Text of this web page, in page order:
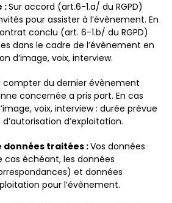
:Sur accord (art.6-1.a/ du RGPD)
pour assister à l’évènement. En
conclu (art. 6-1.b/ du RGPD)
dans le cadre de l’évènement en
d’image, voix, interview.
compter du dernier évènement
concernée a pris part. En cas
voix, interview : durée prévue
d’exploitation.
données traitées :Vos données
cas échéant, les données
et données
pour l’évènement.